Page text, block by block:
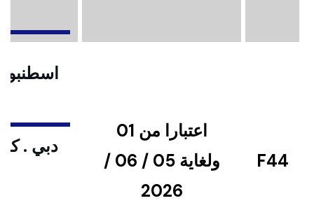
F44
اعتبارا من 01
ولغاية 05 / 06 /
2026
دبي .